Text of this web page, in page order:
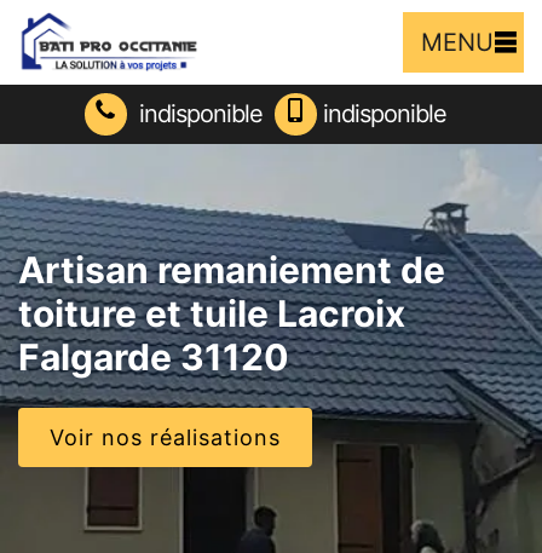
MENU
indisponible indisponible
Artisan remaniement de
toiture et tuile Lacroix
Falgarde 31120
Voir nos réalisations